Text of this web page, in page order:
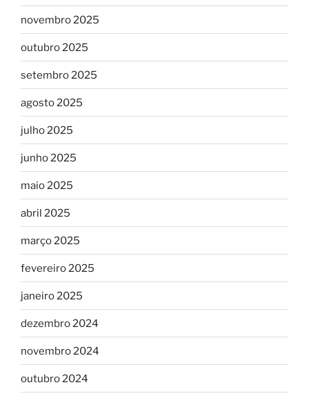
novembro 2025
outubro 2025
setembro 2025
agosto 2025
julho 2025
junho 2025
maio 2025
abril 2025
março 2025
fevereiro 2025
janeiro 2025
dezembro 2024
novembro 2024
outubro 2024